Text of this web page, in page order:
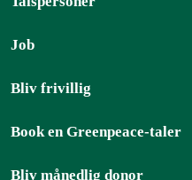
Job
Bliv frivillig
Book en Greenpeace-taler
Bliv månedlig donor